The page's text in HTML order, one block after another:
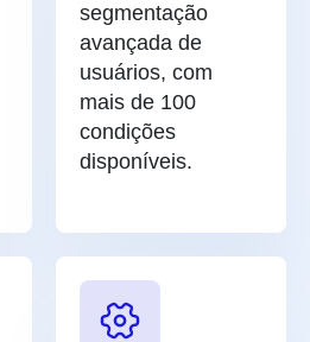
segmentação
avançada de
usuários, com
mais de 100
condições
disponíveis.